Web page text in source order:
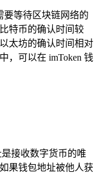
要等待区块链网络的
特币的确认时间较
太坊的确认时间相对
，可以在 imToken 钱
是接收数字货币的唯
果钱包地址被他人获